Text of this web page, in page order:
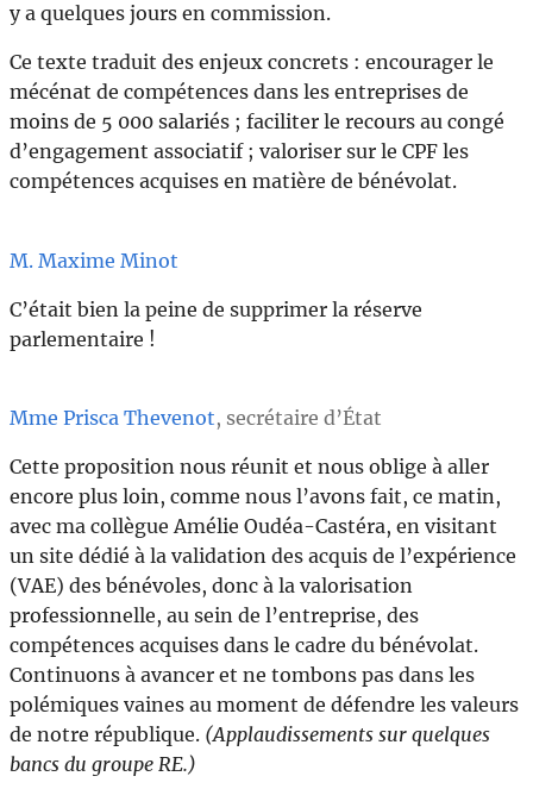
y a quelques jours en commission.
Ce texte traduit des enjeux concrets : encourager le
mécénat de compétences dans les entreprises de
moins de 5 000 salariés ; faciliter le recours au congé
d’engagement associatif ; valoriser sur le CPF les
compétences acquises en matière de bénévolat.
M. Maxime Minot
C’était bien la peine de supprimer la réserve
parlementaire !
Mme Prisca Thevenot, secrétaire d’État
Cette proposition nous réunit et nous oblige à aller
encore plus loin, comme nous l’avons fait, ce matin,
avec ma collègue Amélie Oudéa-Castéra, en visitant
un site dédié à la validation des acquis de l’expérience
(VAE) des bénévoles, donc à la valorisation
professionnelle, au sein de l’entreprise, des
compétences acquises dans le cadre du bénévolat.
Continuons à avancer et ne tombons pas dans les
polémiques vaines au moment de défendre les valeurs
de notre république. (Applaudissements sur quelques
bancs du groupe RE.)